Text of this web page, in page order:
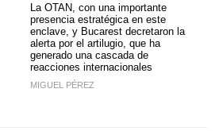
La OTAN, con una importante
presencia estratégica en este
enclave, y Bucarest decretaron la
alerta por el artilugio, que ha
generado una cascada de
reacciones internacionales
MIGUEL PÉREZ